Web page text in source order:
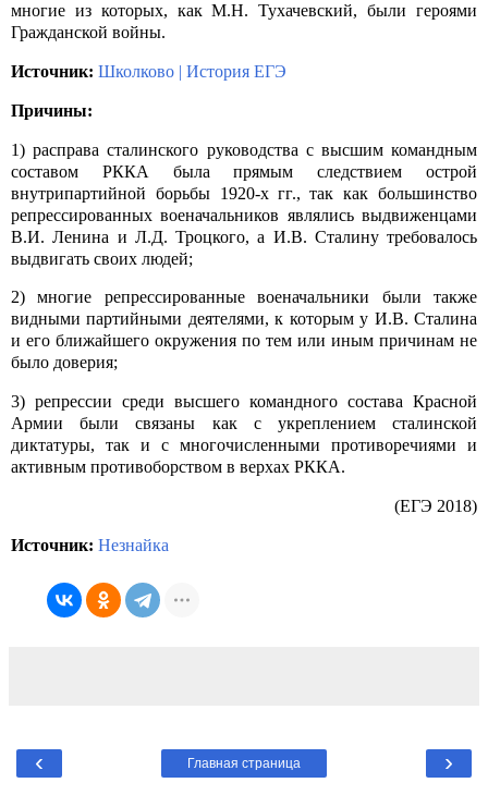
многие из которых, как М.Н. Тухачевский, были героями
Гражданской войны.
Источник: Школково | История ЕГЭ
Причины:
1) расправа сталинского руководства с высшим командным
составом РККА была прямым следствием острой
внутрипартийной борьбы 1920-х гг., так как большинство
репрессированных военачальников являлись выдвиженцами
В.И. Ленина и Л.Д. Троцкого, а И.В. Сталину требовалось
выдвигать своих людей;
2) многие репрессированные военачальники были также
видными партийными деятелями, к которым у И.В. Сталина
и его ближайшего окружения по тем или иным причинам не
было доверия;
3) репрессии среди высшего командного состава Красной
Армии были связаны как с укреплением сталинской
диктатуры, так и с многочисленными противоречиями и
активным противоборством в верхах РККА.
(ЕГЭ 2018)
Источник: Незнайка
‹ ›
Главная страница